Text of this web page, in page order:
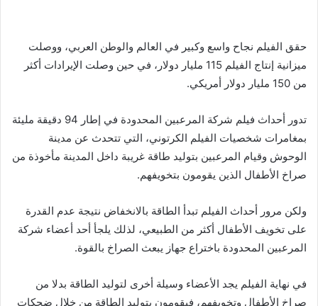
حقق الفيلم نجاح واسع وكبير في العالم والوطن العربي، ووصلت
ميزانية إنتاج الفيلم 115 مليار دولار، في حين وصلت الإيرادات أكثر
من 150 مليار دولار أمريكي.
تدور أحداث فيلم شركة المرعبين المحدودة في إطار 94 دقيقة مليئة
بمغامرات شخصيات الفيلم الكرتوني، التي تتحدث عن مدينة
الوحوش وقيام المرعبين بتوليد طاقة غريبة داخل المدينة مأخوذة من
صراخ الأطفال الذين يقومون بتخويفهم.
ولكن مرور أحداث الفيلم تبدأ الطاقة بالانخفاض نتيجة عدم القدرة
على تخويف الأطفال أكثر من الطبيعي، لذلك يلجأ أحد أعضاء شركة
المرعبين المحدودة باختراع جهاز يبعث الصراخ بالقوة.
في نهاية الفيلم يجد الأعضاء وسيلة أخرى لتوليد الطاقة بدلا من
صراخ الأطفال وتخويفهم، فيقومون بتوليد الطاقة من خلال ضحكات